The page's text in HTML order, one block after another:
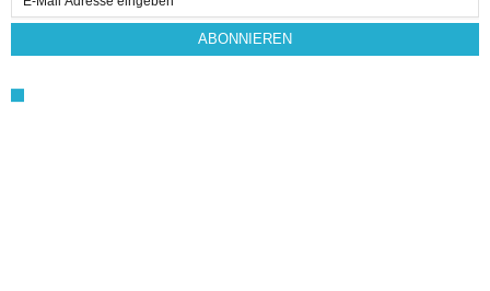
Subscription
ABONNIEREN